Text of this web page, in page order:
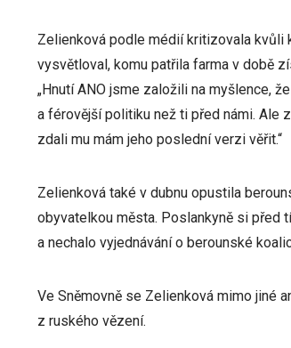
Zelienková podle médií kritizovala kvůli
vysvětloval, komu patřila farma v době
„Hnutí ANO jsme založili na myšlence,
a férovější politiku než ti před námi. Ale
zdali mu mám jeho poslední verzi věřit.“
Zelienková také v dubnu opustila
obyvatelkou města. Poslankyně si před
a nechalo vyjednávání o berounské
Ve Sněmovně se Zelienková mimo jiné
z ruského vězení.